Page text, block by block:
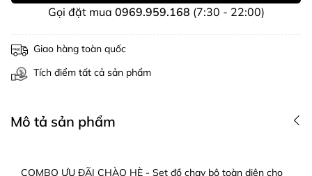
Gọi đặt mua 0969.959.168 (7:30 - 22:00)
Giao hàng toàn quốc
Tích điểm tất cả sản phẩm
Mô tả sản phẩm
COMBO ƯU ĐÃI CHÀO HÈ - Set đồ chạy bộ toàn diện cho